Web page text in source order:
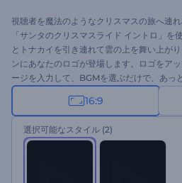
視聴者を魔法のようなクリスマスの旅へ連
「サンタのクリスマスライド イントロ」を
とトナカイを引き連れて雲の上を舞い上が
ンにあなたのロゴが登場します。ロゴをア
ージを入力して、BGMを選ぶだけで、あっ
デオが完成します。季節限定のCM、グリー
せなど、ホリデーをテーマにしたプロジェ
ください！
16:9
選択可能なスタイル (2)